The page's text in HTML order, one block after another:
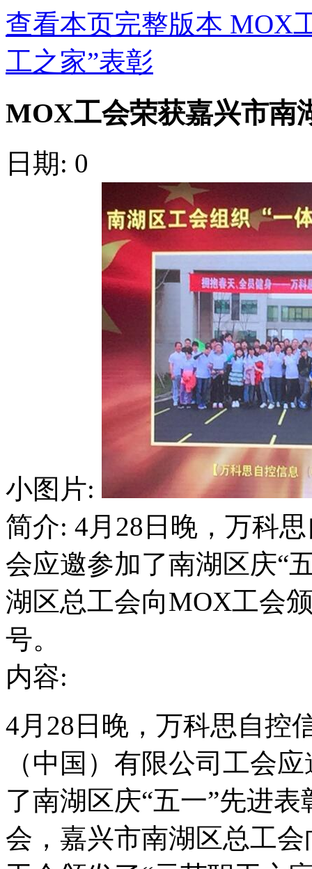
查看本页完整版本 MOX
工之家”表彰
MOX工会荣获嘉兴市南
日期: 0
小图片:
简介: 4月28日晚，万科
会应邀参加了南湖区庆“
湖区总工会向MOX工会
号。
内容:
4月28日晚，万科思自控
（中国）有限公司工会
了南湖区庆“五一”先进表
会，嘉兴市南湖区总工